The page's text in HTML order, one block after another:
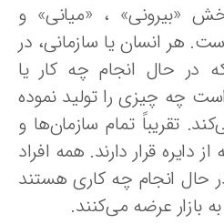
، «میانی» و
انسان یا سازمانی، در
حال انجام چه کار یا
چیزی را تولید نموده
تمام سازمان‌ها و
قرار دارند. همه افراد
انجام چه کاری هستند
عرضه می‌کنند.